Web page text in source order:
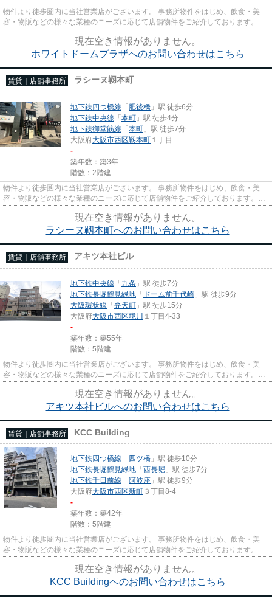
物件より徒歩圏内に当社営業店がございます。 事務所物件をはじめ、飲食・美
容・物販などの様々な業種のニーズに応じて店舗物件をご紹介しております。
尚、弊社ではおとり広告は一切...
現在空き情報がありません。
ホワイトドームプラザへのお問い合わせはこちら
賃貸｜店舗事務所 ラシーヌ靱本町
地下鉄四つ橋線 「肥後橋 」駅 徒歩6分
地下鉄中央線 「本町 」駅 徒歩4分
地下鉄御堂筋線 「本町 」駅 徒歩7分
大阪府大阪市西区靱本町 １丁目
-
築年数：築3年
階数：2階建
物件より徒歩圏内に当社営業店がございます。 事務所物件をはじめ、飲食・美
容・物販などの様々な業種のニーズに応じて店舗物件をご紹介しております。
尚、弊社ではおとり広告は一切...
現在空き情報がありません。
ラシーヌ靱本町へのお問い合わせはこちら
賃貸｜店舗事務所 アキツ本社ビル
地下鉄中央線 「九条 」駅 徒歩7分
地下鉄長堀鶴見緑地 「 ドーム前千代崎 」駅 徒歩9分
大阪環状線 「弁天町 」駅 徒歩15分
大阪府大阪市西区境川 １丁目4-33
-
築年数：築55年
階数：5階建
物件より徒歩圏内に当社営業店がございます。 事務所物件をはじめ、飲食・美
容・物販などの様々な業種のニーズに応じて店舗物件をご紹介しております。
尚、弊社ではおとり広告は一切...
現在空き情報がありません。
アキツ本社ビルへのお問い合わせはこちら
賃貸｜店舗事務所 KCC Building
地下鉄四つ橋線 「四ツ橋 」駅 徒歩10分
地下鉄長堀鶴見緑地 「西長堀 」駅 徒歩7分
地下鉄千日前線 「阿波座 」駅 徒歩9分
大阪府大阪市西区新町 ３丁目8-4
-
築年数：築42年
階数：5階建
物件より徒歩圏内に当社営業店がございます。 事務所物件をはじめ、飲食・美
容・物販などの様々な業種のニーズに応じて店舗物件をご紹介しております。
尚、弊社ではおとり広告は一切...
現在空き情報がありません。
KCC Buildingへのお問い合わせはこちら